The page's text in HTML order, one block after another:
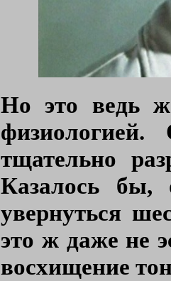
Но это ведь
тщательно
Казалось бы,
увернуться
это ж даже не
восхищение